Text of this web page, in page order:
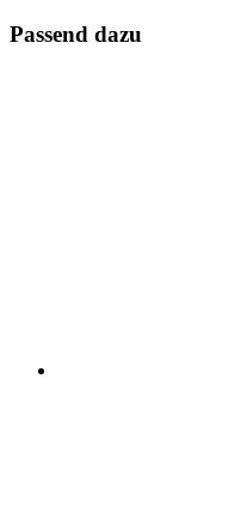
Passend dazu